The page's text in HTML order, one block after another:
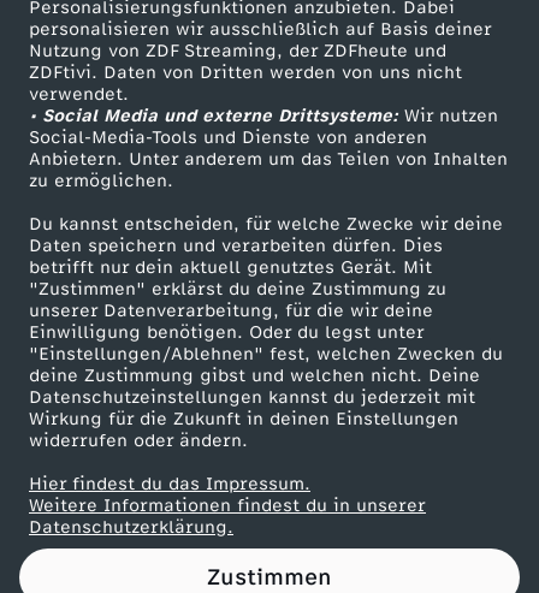
Personalisierungsfunktionen anzubieten. Dabei
personalisieren wir ausschließlich auf Basis deiner
Nutzung von ZDF Streaming, der ZDFheute und
ZDFtivi. Daten von Dritten werden von uns nicht
verwendet.
• Social Media und externe Drittsysteme:Wir nutzen
Social-Media-Tools und Dienste von anderen
Anbietern. Unter anderem um das Teilen von Inhalten
zu ermöglichen.
Du kannst entscheiden, für welche Zwecke wir deine
Daten speichern und verarbeiten dürfen. Dies
betrifft nur dein aktuell genutztes Gerät. Mit
"Zustimmen" erklärst du deine Zustimmung zu
unserer Datenverarbeitung, für die wir deine
Einwilligung benötigen. Oder du legst unter
"Einstellungen/Ablehnen" fest, welchen Zwecken du
deine Zustimmung gibst und welchen nicht. Deine
Datenschutzeinstellungen kannst du jederzeit mit
Wirkung für die Zukunft in deinen Einstellungen
widerrufen oder ändern.
Hier findest du das Impressum.
Weitere Informationen findest du in unserer
Datenschutzerklärung.
Zustimmen
e
n
i
n
D
e
u
t
s
c
ZDF Unternehmen
Karriere
ZDF goes Schule
Werbefernsehen
Mainzelmännchen
Partner